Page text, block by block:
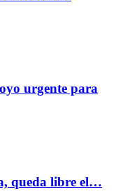
urgente para
queda libre el…